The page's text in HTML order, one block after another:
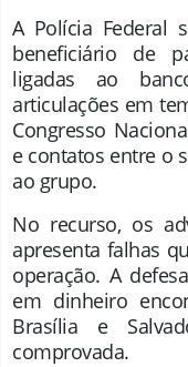
A Polícia Federal
beneficiário de
ligadas ao
articulações em
Congresso
e contatos entre o
ao grupo.
No recurso, os
apresenta falhas
operação. A
em dinheiro
Brasília e
comprovada.